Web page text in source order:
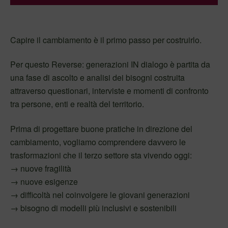
Capire il cambiamento è il primo passo per costruirlo.
Per questo Reverse: generazioni IN dialogo è partita da
una fase di ascolto e analisi dei bisogni costruita
attraverso questionari, interviste e momenti di confronto
tra persone, enti e realtà del territorio.
Prima di progettare buone pratiche in direzione del
cambiamento, vogliamo comprendere davvero le
trasformazioni che il terzo settore sta vivendo oggi:
→ nuove fragilità
→ nuove esigenze
→ difficoltà nel coinvolgere le giovani generazioni
→ bisogno di modelli più inclusivi e sostenibili